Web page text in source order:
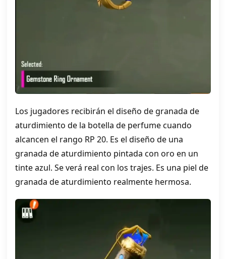
Los jugadores recibirán el diseño de granada de
aturdimiento de la botella de perfume cuando
alcancen el rango RP 20. Es el diseño de una
granada de aturdimiento pintada con oro en un
tinte azul. Se verá real con los trajes. Es una piel de
granada de aturdimiento realmente hermosa.